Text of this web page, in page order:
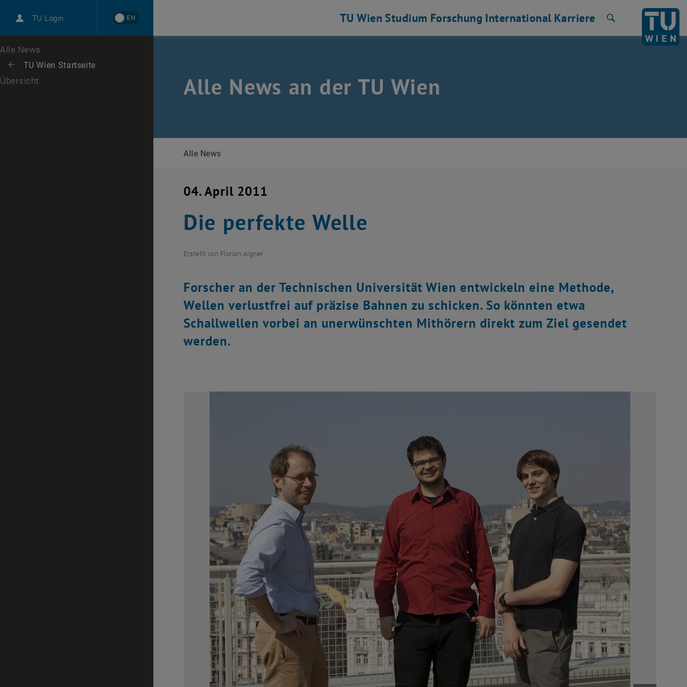
TU Login EN
Karriere
Zur 1. Menü Ebene
Alle News
Zurück: Subseiten von TU Wien Startseite auflisten
Zurück zur letzten Ebene:
TU Wien Startseite
Übersicht
TU Wien Studium Forschung International Karriere
Alle News an der TU Wien
Alle News
04. April 2011
Die perfekte Welle
Erstellt von Florian Aigner
Forscher an der Technischen Universität Wien entwickeln eine Methode,
Wellen verlustfrei auf präzise Bahnen zu schicken. So könnten etwa
Schallwellen vorbei an unerwünschten Mithörern direkt zum Ziel gesendet
werden.